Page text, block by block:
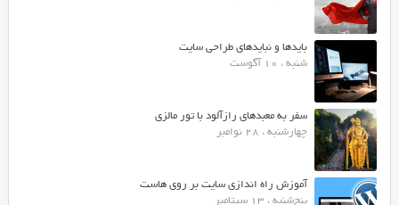
بایدها و نبایدهای طراحی سایت
شنبه ، 10 آگوست
سفر به معبدهای رازآلود با تور مالزی
چهارشنبه ، 28 نوامبر
آموزش راه اندازی سایت بر روی هاست
پنج‌شنبه ، 13 سپتامبر